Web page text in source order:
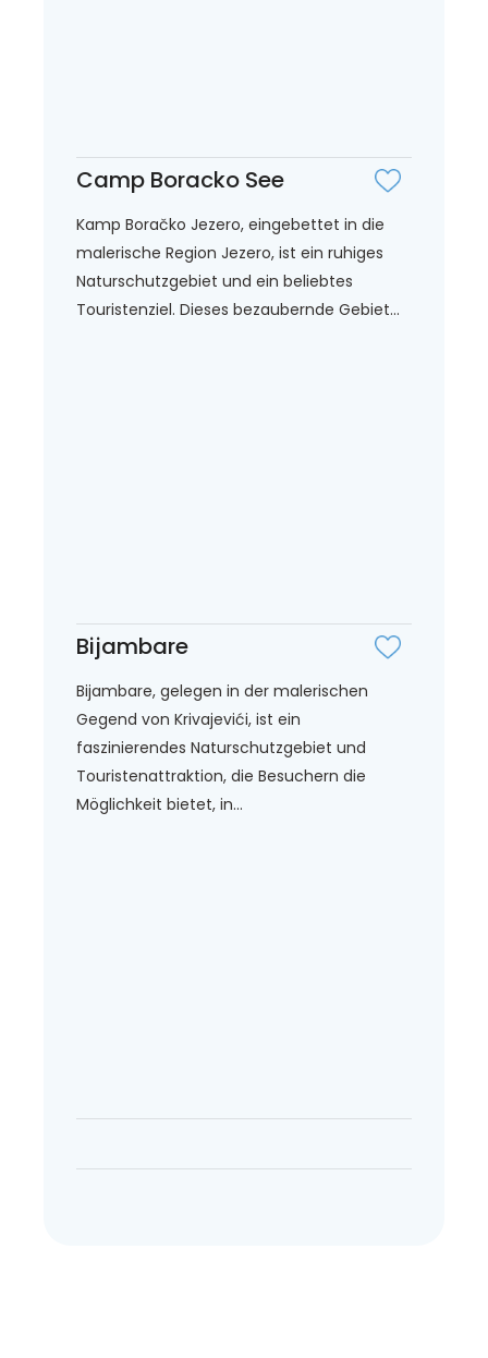
Camp Boracko See
Kamp Boračko Jezero, eingebettet in die
malerische Region Jezero, ist ein ruhiges
Naturschutzgebiet und ein beliebtes
Touristenziel. Dieses bezaubernde Gebiet...
Bijambare
Bijambare, gelegen in der malerischen
Gegend von Krivajevići, ist ein
faszinierendes Naturschutzgebiet und
Touristenattraktion, die Besuchern die
Möglichkeit bietet, in...